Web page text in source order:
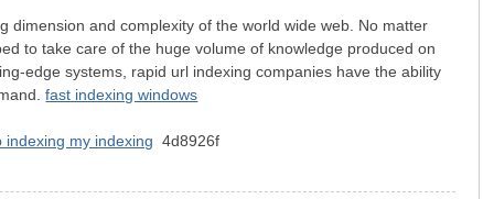
dimension and complexity of the world wide web. No matter
to take care of the huge volume of knowledge produced on
edge systems, rapid url indexing companies have the ability
fast indexing windows
indexing my indexing 4d8926f